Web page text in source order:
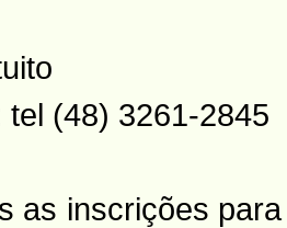
tel (48) 3261-2845
as inscrições